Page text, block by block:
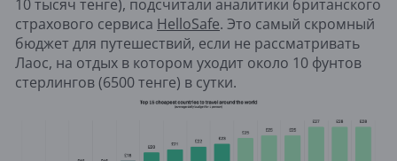
10 тысяч тенге), подсчитали аналитики британского
страхового сервиса HelloSafe. Это самый скромный
бюджет для путешествий, если не рассматривать
Лаос, на отдых в котором уходит около 10 фунтов
стерлингов (6500 тенге) в сутки.